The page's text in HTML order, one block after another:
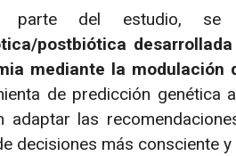
parte del estudio,
postbiótica
mediante la modulación
de predicción genética
adaptar las
decisiones más consciente